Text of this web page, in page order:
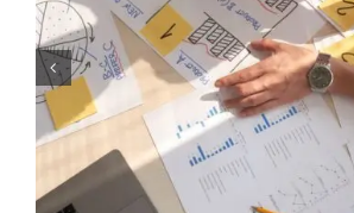
Preguntas
Elaboración
Negocio Y